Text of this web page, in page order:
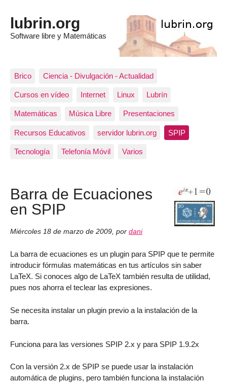
lubrin.org
Software libre y Matemáticas
Brico Ciencia - Divulgación - Actualidad
Cursos en vídeo Internet Linux Lubrín
Matemáticas Música Libre Presentaciones
Recursos Educativos servidor lubrin.org SPIP
Tecnología Telefonía Móvil Varios
Barra de Ecuaciones
en SPIP
Miércoles 18 de marzo de 2009, por dani
La barra de ecuaciones es un plugin para SPIP que te permite
introducir fórmulas matemáticas en tus artículos sin saber
LaTeX. Si conoces algo de LaTeX también resulta de utilidad,
pues nos ahorra el teclear las expresiones.
Se necesita instalar un plugin previo a la instalación de la
barra.
Funciona para las versiones SPIP 2.x y para SPIP 1.9.2x
Con la versión 2.x de SPIP se puede usar la instalación
automática de plugins, pero también funciona la instalación